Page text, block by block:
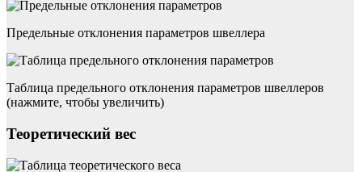
Предельные отклонения параметров швеллера
Таблица предельного отклонения параметров швеллеров
(нажмите, чтобы увеличить)
Теоретический вес